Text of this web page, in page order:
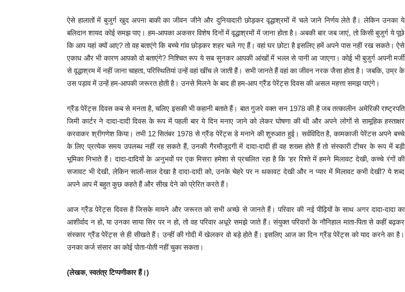
ऐसे हालातों में बुजुर्ग खुद अपना बाकी का जीवन जीने और दुनियादारी छोड़कर वृद्धाश्रमों में चले जाने निर्णय लेते हैं। लेकिन उनका ये
बलिदान शायद कोई समझ पाए। हम-आपका अकसर विशेष दिनों में वृद्धाश्रमों में जाना होता है। अबकी बार जब जाएं, तो किसी बुजुर्ग ये पूछे
कि आप यहां क्यों आए? तो वह बताएंगे कि बच्चे गांव छोड़कर शहर चले गए हैं। वहां घर छोटा है इसलिए हमें अपने पास नहीं रख सकते। ऐसे
एकाध और भी कारण आपको वो बताएंगे? निश्चित रूप ये सब सुनकर आपकी आंखों में भल्ल से पानी आ जाएगा। कोई भी बुजुर्ग अपनी मर्जी
से वृद्धाश्रम में नहीं जाना चाहता, परिस्थितियां उन्हें वहां खींच ले जाती हैं। सभी जानते हैं वहां का जीवन नरक जैसा होता है। जबकि, उम्र के
उस पड़ाव में उन्हें हम-आपकी जरूरत होती है। उनसे मिलने के बाद ही हम-आप ग्रैंड पेरेंट्स दिवस की असल महत्ता समझ पाएंगे।
ग्रैंड पेरेंट्स दिवस कब से मनता है, चलिए इसकी भी कहानी बताते हैं। बात गुजरे वक्त सन 1978 की है जब तत्कालीन अमेरिकी राष्ट्रपति
जिमी कार्टर ने दादा-दादी दिवस के रूप में पहली बार ये दिन मनाए जाने को लेकर घोषणा की थी और अपने लोगों से सामूहिक हस्ताक्षर
करवाकर श्रीगणेश किया। तभी 12 सितंबर 1978 से ग्रैंड पेरेंट्स डे मनाने की शुरुआत हुई। सर्वविदित है, कामकाजी पेरेंटस अपने बच्चे
के लिए प्रत्येक समय उपलब्ध नहीं रह सकते हैं, उनकी गैरमौजूदगी में दादा-दादी ही वह शख्स होते हैं तो संस्कारी टीचर के रूप में बड़ी
भूमिका निभाते हैं। दादा-दादियों के अनुभवों पर एक मिसरा हमेशा से प्रचलित रहा है कि ‘हर रिश्ते में हमने मिलावट देखी, कच्चे रंगों की
सजावट भी देखी, लेकिन सालों-साल देखा है ‪‎दादा-दादी‬ को, उनके चेहरे पर न थकावट देखी और न प्यार में मिलावट कभी देखी? ये शब्द
अपने आप में बहुत कुछ कहते हैं और सीख देने को प्रेरित करते हैं।
आज ग्रैंड पेरेंट्स दिवस है जिसके मायने और जरूरत को सभी अच्छे से जानते हैं। परिवार की नई पीढ़ियों के साथ अगर दादा-दादा का
आशीर्वाद न हो, या उनका साया सिर पर न हो, तो वह परिवार अधूरे समझे जाते हैं। संयुक्त परिवारों के नौनिहाल माता-पिता से कहीं बढ़कर
संस्कार ग्रैंड पेरेंट्स से ही सीखते हैं। उन्हीं की गोदी में खेलकर वो बड़े होते हैं। इसलिए आज का दिन ग्रैंड पेरेंट्स को याद करने का है।
उनका कर्ज संसार का कोई पोता-पोती नहीं चुका सकता।
(लेखक, स्वतंत्र टिप्पणीकार हैं।)